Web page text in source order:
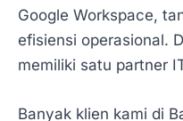
Google Workspace,
efisiensi operasional.
memiliki satu partner
Banyak klien kami di